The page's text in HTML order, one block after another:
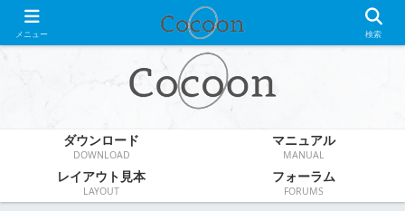
WordPress無料テーマ
ダウンロード
DOWNLOAD
マニュアル
MANUAL
レイアウト見本
LAYOUT
フォーラム
FORUMS
メニュー 検索